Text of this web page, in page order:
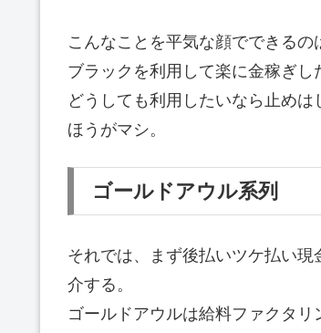
こんなことを平気な顔でできるの
ブラックを利用して楽に金稼ぎし
どうしても利用したいなら止め
ほうがマシ。
ゴールドアウル系列
それでは、まず後払いツケ払い
介する。
ゴールドアウルは給料ファクタリ